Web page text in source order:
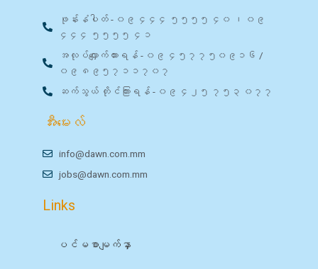
ဖုန်းနံပါတ် - ၀၉ ၄၄၄ ၅၅၅၅ ၄၀ ၊ ၀၉
၄၄၄ ၅၅၅၅ ၄၁
အလုပ်လျှောက်ထားရန် - ၀၉ ၄၅၇၇၅၀၉၁၆ /
၀၉ ၈၉၅၇၁၁၇၀၇
ဆက်သွယ် တိုင်ကြားရန် - ၀၉ ၄၂၅ ၇၅၃ ၀၇၇
အီးမေးလ်
info@dawn.com.mm
jobs@dawn.com.mm
Links
ပင်မစာမျက်နှာ